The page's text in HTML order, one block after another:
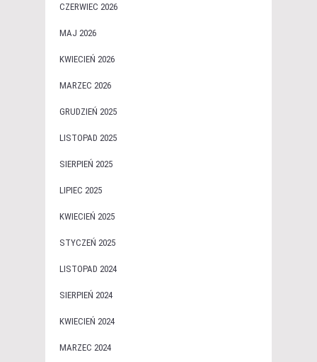
CZERWIEC 2026
MAJ 2026
KWIECIEŃ 2026
MARZEC 2026
GRUDZIEŃ 2025
LISTOPAD 2025
SIERPIEŃ 2025
LIPIEC 2025
KWIECIEŃ 2025
STYCZEŃ 2025
LISTOPAD 2024
SIERPIEŃ 2024
KWIECIEŃ 2024
MARZEC 2024